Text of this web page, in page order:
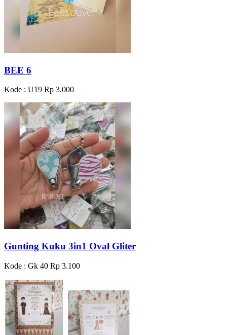
BEE 6
Kode : U19 Rp 3.000
Gunting Kuku 3in1 Oval Gliter
Kode : Gk 40 Rp 3.100